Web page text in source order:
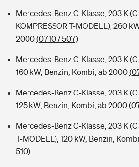
Mercedes-Benz C-Klasse, 203 K (C
KOMPRESSOR T-MODELL), 260
2000(0710 / 507)
Mercedes-Benz C-Klasse, 203 K (C
160 kW, Benzin, Kombi, ab 2000
Mercedes-Benz C-Klasse, 203 K
125 kW, Benzin, Kombi, ab 2000
Mercedes-Benz C-Klasse, 203 K (C
T-MODELL), 120 kW, Benzin,
510)